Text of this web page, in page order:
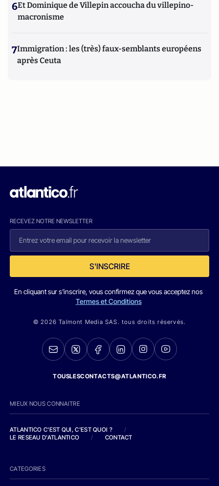
6Et Dominique de Villepin accoucha du villepino-
macronisme
7Immigration : les (très) faux-semblants européens
après Ceuta
RECEVEZ NOTRE NEWSLETTER
S'INSCRIRE
En cliquant sur s'inscrire, vous confirmez que vous acceptez nos
Termes et Conditions
© 2026 Talmont Media SAS. tous droits réservés.
TOUSLESCONTACTS@ATLANTICO.FR
MIEUX NOUS CONNAITRE
ATLANTICO C'EST QUI, C'EST QUOI ?
/
LE RESEAU D'ATLANTICO
/ CONTACT
CATEGORIES